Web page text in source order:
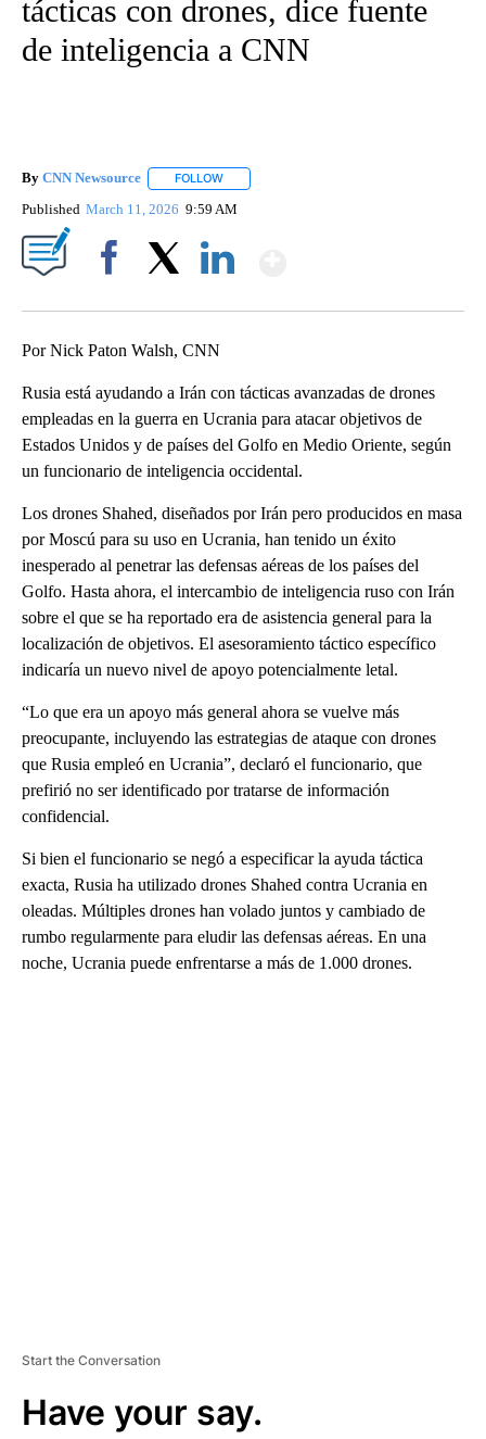
tácticas con drones, dice fuente
de inteligencia a CNN
By CNN Newsource FOLLOW
Published March 11, 2026 9:59 AM
Por Nick Paton Walsh, CNN
Rusia está ayudando a Irán con tácticas avanzadas de drones
empleadas en la guerra en Ucrania para atacar objetivos de
Estados Unidos y de países del Golfo en Medio Oriente, según
un funcionario de inteligencia occidental.
Los drones Shahed, diseñados por Irán pero producidos en masa
por Moscú para su uso en Ucrania, han tenido un éxito
inesperado al penetrar las defensas aéreas de los países del
Golfo. Hasta ahora, el intercambio de inteligencia ruso con Irán
sobre el que se ha reportado era de asistencia general para la
localización de objetivos. El asesoramiento táctico específico
indicaría un nuevo nivel de apoyo potencialmente letal.
“Lo que era un apoyo más general ahora se vuelve más
preocupante, incluyendo las estrategias de ataque con drones
que Rusia empleó en Ucrania”, declaró el funcionario, que
prefirió no ser identificado por tratarse de información
confidencial.
Si bien el funcionario se negó a especificar la ayuda táctica
exacta, Rusia ha utilizado drones Shahed contra Ucrania en
oleadas. Múltiples drones han volado juntos y cambiado de
rumbo regularmente para eludir las defensas aéreas. En una
noche, Ucrania puede enfrentarse a más de 1.000 drones.
Start the Conversation
Have your say.